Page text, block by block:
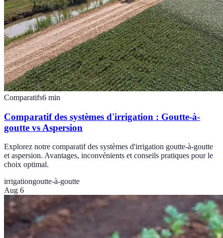
Comparatifs6 min
Comparatif des systèmes d'irrigation : Goutte-à-
goutte vs Aspersion
Explorez notre comparatif des systèmes d'irrigation goutte-à-goutte
et aspersion. Avantages, inconvénients et conseils pratiques pour le
choix optimal.
irrigationgoutte-à-goutte
Aug 6